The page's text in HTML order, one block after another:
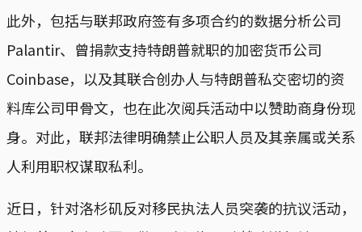
此外，包括与联邦政府签有多项合约的数据分析公司
Palantir、曾捐款支持特朗普就职的加密货币公司
Coinbase，以及其联合创办人与特朗普私交密切的资
料库公司甲骨文，也在此次阅兵活动中以赞助商身份现
身。对此，联邦法律明确禁止公职人员及其亲属或关系
人利用职权谋取私利。
近日，针对洛杉矶反对移民执法人员突袭的抗议活动，